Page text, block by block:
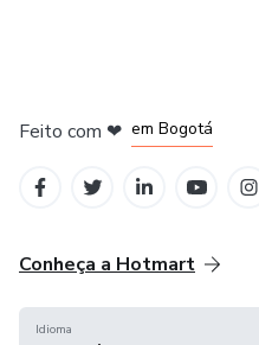
Feito com ❤ em Bogotá
Conheça a Hotmart
Idioma